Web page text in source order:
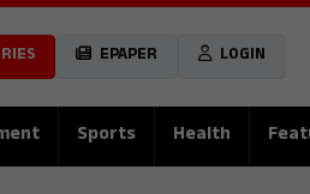
EPAPER LOGIN
Sports Health